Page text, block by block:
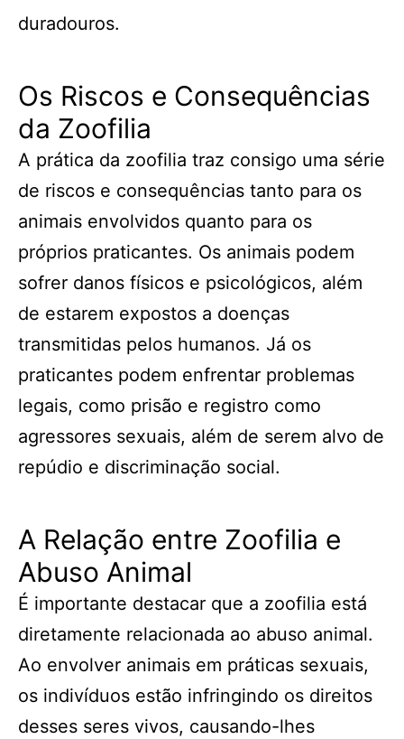
duradouros.
Os Riscos e Consequências
da Zoofilia
A prática da zoofilia traz consigo uma série
de riscos e consequências tanto para os
animais envolvidos quanto para os
próprios praticantes. Os animais podem
sofrer danos físicos e psicológicos, além
de estarem expostos a doenças
transmitidas pelos humanos. Já os
praticantes podem enfrentar problemas
legais, como prisão e registro como
agressores sexuais, além de serem alvo de
repúdio e discriminação social.
A Relação entre Zoofilia e
Abuso Animal
É importante destacar que a zoofilia está
diretamente relacionada ao abuso animal.
Ao envolver animais em práticas sexuais,
os indivíduos estão infringindo os direitos
desses seres vivos, causando-lhes